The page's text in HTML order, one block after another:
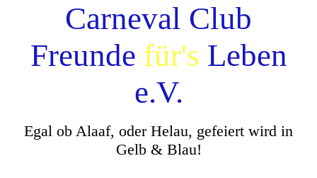
Carneval Club
Freunde für's Leben
e.V.
Egal ob Alaaf, oder Helau, gefeiert wird in
Gelb & Blau!